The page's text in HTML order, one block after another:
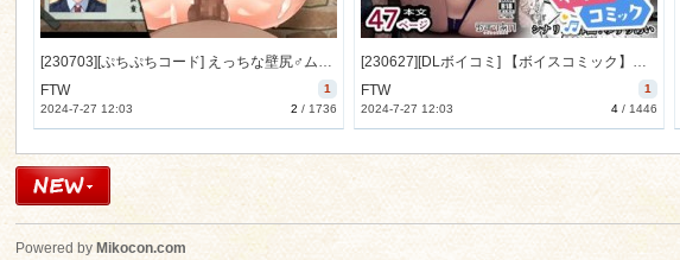
[230703][ぷちぷちコード] えっちな壁尻♂ムービー2 [1466M] [RJ01073960]
1
FTW
2 / 1736
2024-7-27 12:03
[230627][DLボイコミ] 【ボイスコミック】泡沫3～裏垢ドM派遣OLオナホ調教～ [39M] [RJ01070980]
1
FTW
4 / 1446
2024-7-27 12:03
Powered by Mikocon.com